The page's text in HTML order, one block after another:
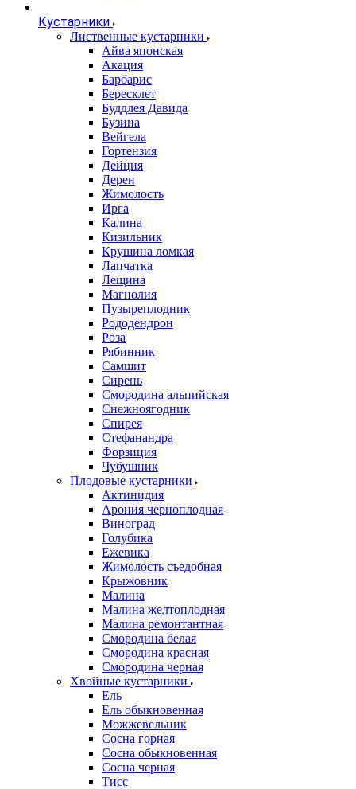
Кустарники
Лиственные кустарники
Айва японская
Акация
Барбарис
Бересклет
Буддлея Давида
Бузина
Вейгела
Гортензия
Дейция
Дерен
Жимолость
Ирга
Калина
Кизильник
Крушина ломкая
Лапчатка
Лещина
Магнолия
Пузыреплодник
Рододендрон
Роза
Рябинник
Самшит
Сирень
Смородина альпийская
Снежноягодник
Спирея
Стефанандра
Форзиция
Чубушник
Плодовые кустарники
Актинидия
Арония черноплодная
Виноград
Голубика
Ежевика
Жимолость съедобная
Крыжовник
Малина
Малина желтоплодная
Малина ремонтантная
Смородина белая
Смородина красная
Смородина черная
Хвойные кустарники
Ель
Ель обыкновенная
Можжевельник
Сосна горная
Сосна обыкновенная
Сосна черная
Тисс